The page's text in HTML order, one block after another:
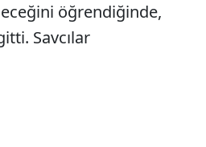
öğrendiğinde,
Savcılar